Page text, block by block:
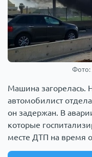
Фото:
Машина загорелась.
автомобилист
он задержан. В
которые
месте ДТП на время